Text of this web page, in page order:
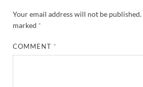
Your email address will not be published.
marked *
COMMENT *